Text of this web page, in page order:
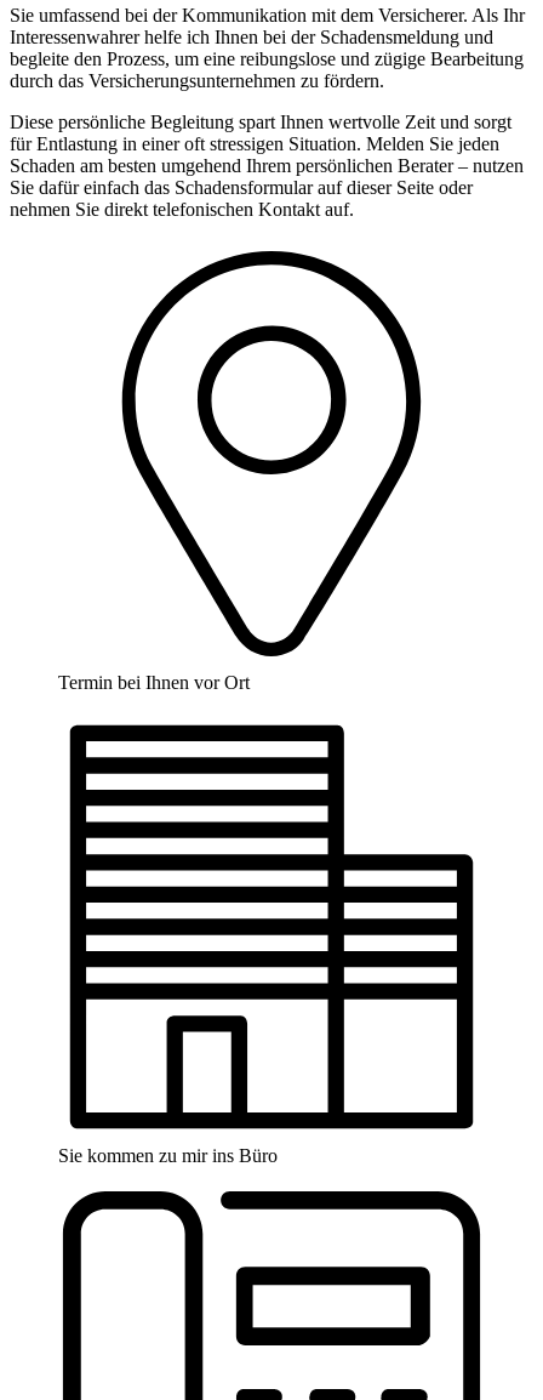
Sie umfassend bei der Kommunikation mit dem Versicherer. Als Ihr
Interessenwahrer helfe ich Ihnen bei der Schadensmeldung und
begleite den Prozess, um eine reibungslose und zügige Bearbeitung
durch das Versicherungsunternehmen zu fördern.
Diese persönliche Begleitung spart Ihnen wertvolle Zeit und sorgt
für Entlastung in einer oft stressigen Situation. Melden Sie jeden
Schaden am besten umgehend Ihrem persönlichen Berater – nutzen
Sie dafür einfach das Schadensformular auf dieser Seite oder
nehmen Sie direkt telefonischen Kontakt auf.
Termin bei Ihnen vor Ort
Sie kommen zu mir ins Büro